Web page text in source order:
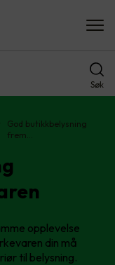
Søk
God butikkbelysning
frem…
opplevelse
din må
til belysning.